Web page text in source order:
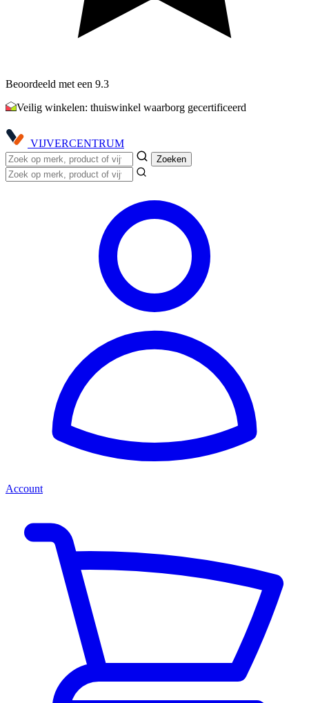
Beoordeeld met een 9.3
Veilig winkelen: thuiswinkel waarborg gecertificeerd
VIJVERCENTRUM
Zoeken
Account